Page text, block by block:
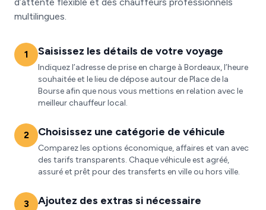
multilingues.
1 Saisissez les détails de votre voyage
Indiquez l’adresse de prise en charge à Bordeaux, l’heure
souhaitée et le lieu de dépose autour de Place de la
Bourse afin que nous vous mettions en relation avec le
meilleur chauffeur local.
2 Choisissez une catégorie de véhicule
Comparez les options économique, affaires et van avec
des tarifs transparents. Chaque véhicule est agréé,
assuré et prêt pour des transferts en ville ou hors ville.
3 Ajoutez des extras si nécessaire